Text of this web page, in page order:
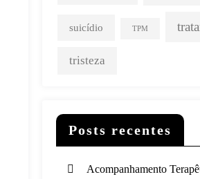
suicídio TPM
tristeza
Posts recentes
Acompanhamento